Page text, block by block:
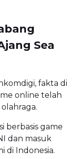
Sea
fakta di
online telah
berbasis game
dan masuk
di Indonesia.